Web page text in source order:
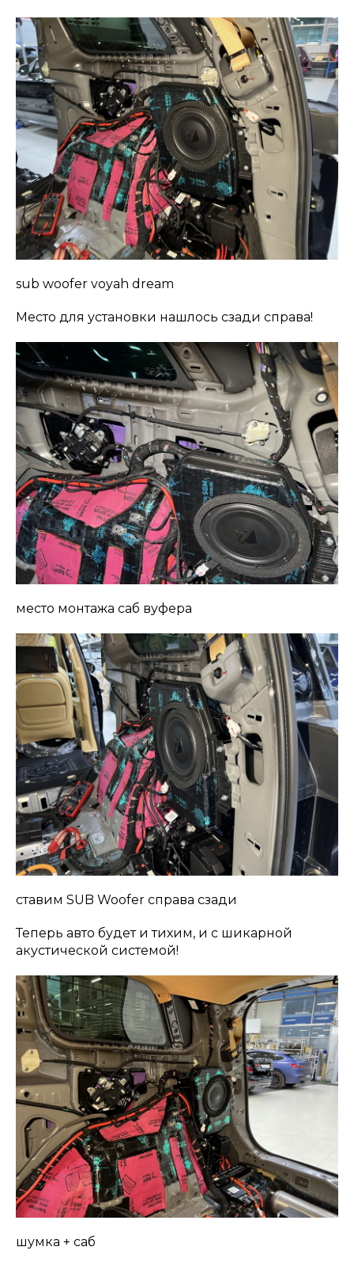
sub woofer voyah dream
Место для установки нашлось сзади справа!
место монтажа саб вуфера
ставим SUB Woofer справа сзади
Теперь авто будет и тихим, и с шикарной
акустической системой!
шумка + саб